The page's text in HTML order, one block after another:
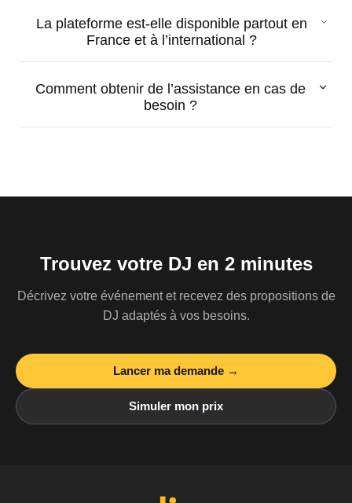
La plateforme est-elle disponible partout en
France et à l’international ?
Comment obtenir de l’assistance en cas de
besoin ?
Trouvez votre DJ en 2 minutes
Décrivez votre événement et recevez des propositions de
DJ adaptés à vos besoins.
Lancer ma demande →
Simuler mon prix